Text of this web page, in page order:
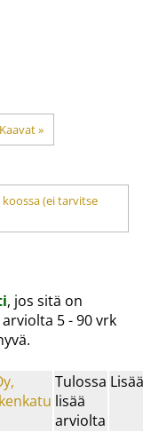
Kaavat‪»
(ei tarvitse
, jos sitä on
5 - 90 vrk
Tulossa
lisää
arviolta